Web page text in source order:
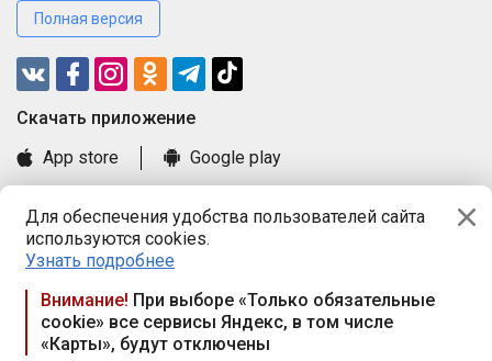
Для обеспечения удобства пользователей сайта
используются cookies.
Узнать подробнее
Внимание! При выборе «Только обязательные
cookie» все сервисы Яндекс, в том числе
«Карты», будут отключены
Полная версия
Cкачать приложение
App store
Google play
Книга замечаний и предложений
Правила и документы
Praca.by © 2000—2026, ООО «ПРАЦА БАЙ»
Республика Беларусь, 220114, г. Минск, пр-т Независимости
117а, пом. № 9.